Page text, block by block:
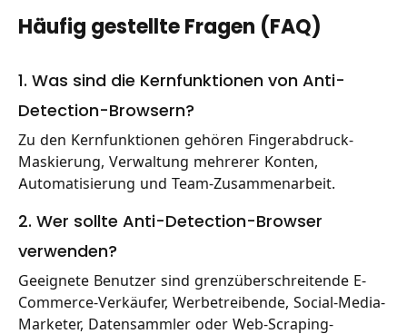
Häufig gestellte Fragen (FAQ)
1. Was sind die Kernfunktionen von Anti-
Detection-Browsern?
Zu den Kernfunktionen gehören Fingerabdruck-
Maskierung, Verwaltung mehrerer Konten,
Automatisierung und Team-Zusammenarbeit.
2. Wer sollte Anti-Detection-Browser
verwenden?
Geeignete Benutzer sind grenzüberschreitende E-
Commerce-Verkäufer, Werbetreibende, Social-Media-
Marketer, Datensammler oder Web-Scraping-